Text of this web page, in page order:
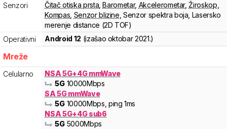
Senzori
Čitač otiska prsta ,Barometar, Akcelerometar,Žiroskop
Kompas Senzor blizine ,Senzor spektra boja Lasersko
merenje distance (2D TOF)
Operativni
Android 12 (izašao oktobar 2021.)
Mreže
Celularno
NSA 5G+4G mmWave
5G 10000Mbps
SA 5G mmWave
5G 10000Mbps , ping 1ms
NSA 5G+4G sub6
5G 5000Mbps